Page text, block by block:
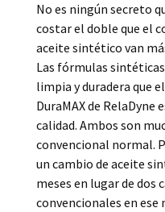
No es ningún secreto
costar el doble que el
aceite sintético van
Las fórmulas
limpia y duradera que
DuraMAX de
calidad. Ambos son
convencional normal.
un cambio de aceite
meses en lugar de dos
convencionales en